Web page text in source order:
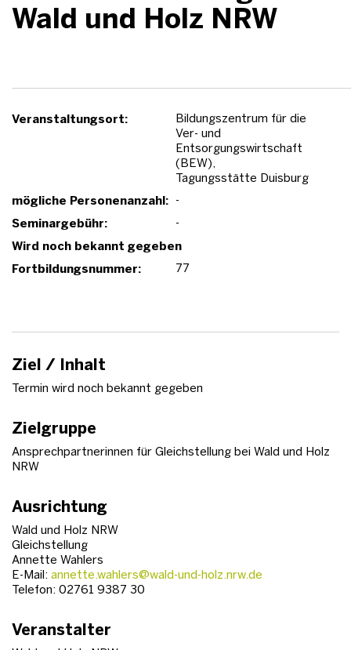
Wald und Holz NRW
Veranstaltungsort:
Bildungszentrum für die
Ver- und
Entsorgungswirtschaft
(BEW),
Tagungsstätte Duisburg
mögliche Personenanzahl: -
Seminargebühr:
-
Wird noch bekannt gegeben
Fortbildungsnummer:
77
Ziel / Inhalt
Termin wird noch bekannt gegeben
Zielgruppe
Ansprechpartnerinnen für Gleichstellung bei Wald und Holz
NRW
Ausrichtung
Wald und Holz NRW
Gleichstellung
Annette Wahlers
E-Mail: annette.wahlers@wald-und-holz.nrw.de
Telefon: 02761 9387 30
Veranstalter